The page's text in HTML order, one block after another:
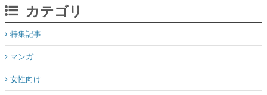
カテゴリ
特集記事
マンガ
女性向け